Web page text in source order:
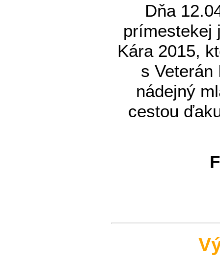
Dňa
prímestekej
Kára 2015,
s Veterán
nádejný
cestou